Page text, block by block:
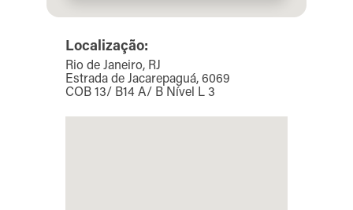
Localização:
Rio de Janeiro, RJ
Estrada de Jacarepaguá, 6069
COB 13/ B14 A/ B Nível L 3